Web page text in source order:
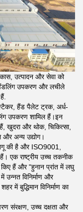
उत्पादन और सेवा को
हैंडलिंग उपकरण और लचीले
हैंड पैलेट ट्रक, अर्ध-
उपकरण शामिल हैं।इन
खुदरा और थोक, चिकित्सा,
और अन्य उद्योग।
की है और ISO9001,
एक राष्ट्रीय उच्च तकनीक
हैं और "हुनान प्रांत में लघु
उन्नत विनिर्माण और
में बुद्धिमान विनिर्माण का
संरक्षण, उच्च दक्षता और